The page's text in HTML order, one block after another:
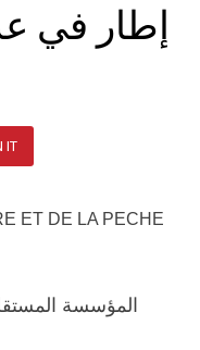
إطار في
IT
ET DE LA PECHE
المؤسسة